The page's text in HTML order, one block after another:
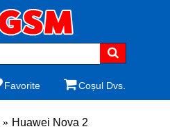
Favorite Coșul Dvs.
Huawei Nova 2